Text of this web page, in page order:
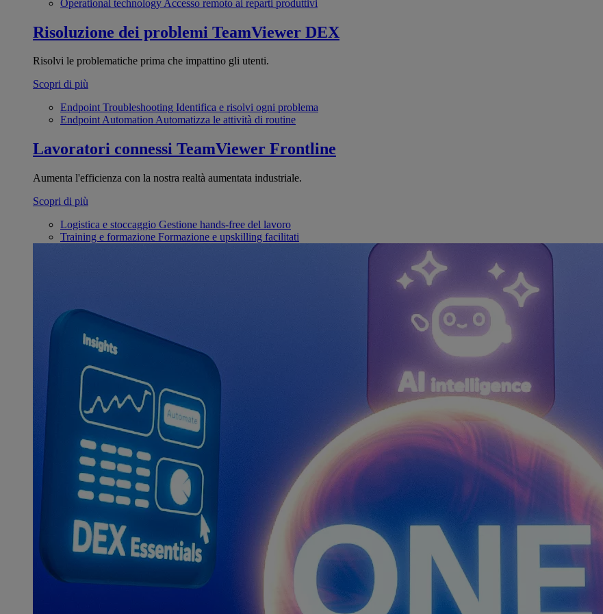
Operational technology Accesso remoto ai reparti produttivi
Risoluzione dei problemi TeamViewer DEX
Risolvi le problematiche prima che impattino gli utenti.
Scopri di più
Endpoint Troubleshooting Identifica e risolvi ogni problema
Endpoint AutomationAutomatizza le attività di routine
Lavoratori connessi TeamViewer Frontline
Aumenta l'efficienza con la nostra realtà aumentata industriale.
Scopri di più
Logistica e stoccaggio Gestione hands-free del lavoro
Training e formazione Formazione e upskilling facilitati